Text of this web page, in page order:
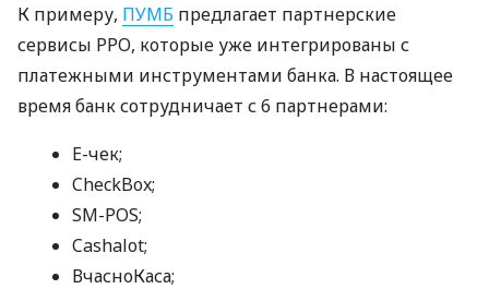
К примеру, ПУМБ предлагает партнерские
сервисы РРО, которые уже интегрированы с
платежными инструментами банка. В настоящее
время банк сотрудничает с 6 партнерами:
E-чек;
CheckBox;
SM-POS;
Cashalot;
ВчасноКаса;